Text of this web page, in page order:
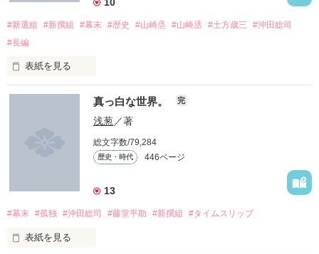
はっはっはっ！
さぁ？
北町奉行所の年番方与力の娘
志鶴（しづる）と
松波 多聞（まつなみ たもん）を
志鶴は「北町小町」と謳われるほどの別嬪で
多聞は巷で浮世絵になるほどの鯔背な男のため
武家に生まれたからには「御家第一」で
出戻れば、胸に秘めた身分違いの恋しい人と
意に添わぬ多聞と祝言を挙げる決意をする……
「俺らの屯所だ。……とりあえず付いて来てもらおうか。」
なんと、あの『江戸時代』だった!!
平成からの迷い人
伊吹栞(いぶきしおり)
#新選組 #新撰組 #幕末 #歴史 #山崎烝 #山崎丞 #土方歳三
#沖田総司
#長編
表紙を見る
【新撰組のヒミツ 弐】
新撰組の栄華の影に忍び寄るのは
とうに切り捨てた〝過去〟の因縁
背後に捨て置いてきた筈の下川光は
今にも呑み込もうと大口を開けている
真っ白な世界。 完
浅葱／著
総文字数/79,284
歴史・時代 446ページ
13
#幕末 #孤独 #沖田総司 #藤堂平助 #新撰組 #タイムスリップ
表紙を見る